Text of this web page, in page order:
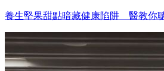
養生堅果甜點暗藏健康陷阱 醫教你